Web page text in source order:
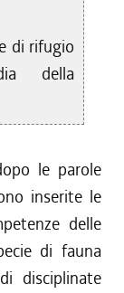
di rifugio
della
le parole
inserite le
delle
di fauna
disciplinate